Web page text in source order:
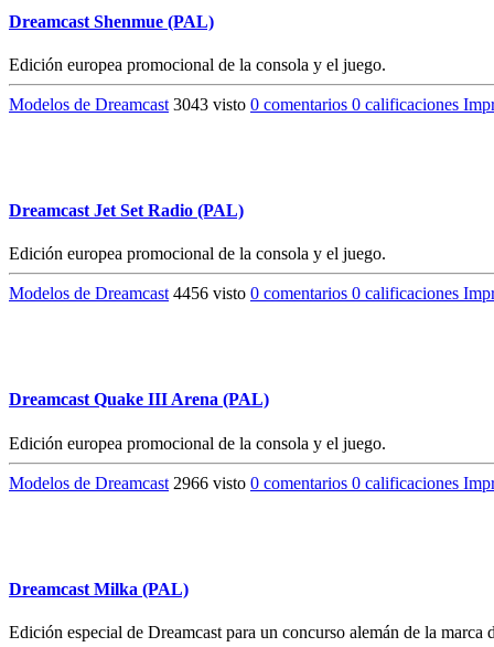
Dreamcast Shenmue (PAL)
Edición europea promocional de la consola y el juego.
Modelos de Dreamcast 3043 visto 0 comentarios 0 calificaciones
Dreamcast Jet Set Radio (PAL)
Edición europea promocional de la consola y el juego.
Modelos de Dreamcast 4456 visto 0 comentarios 0 calificaciones
Dreamcast Quake III Arena (PAL)
Edición europea promocional de la consola y el juego.
Modelos de Dreamcast 2966 visto 0 comentarios 0 calificaciones
Dreamcast Milka (PAL)
Edición especial de Dreamcast para un concurso alemán de la marca